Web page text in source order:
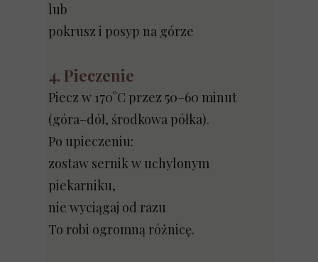
lub
pokrusz i posyp na górze
4. Pieczenie
Piecz w 170°C przez 50–60 minut
(góra–dół, środkowa półka).
Po upieczeniu:
zostaw sernik w uchylonym
piekarniku,
nie wyciągaj od razu
To robi ogromną różnicę.